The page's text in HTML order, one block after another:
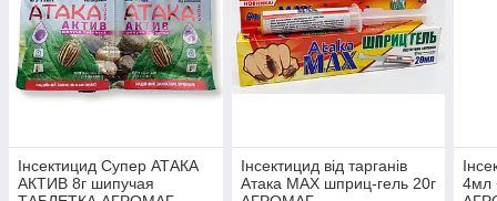
Інсектицид Супер АТАКА
АКТИВ 8г шипучая
Інсектицид від тарганів
Атака MAX шприц-гель 20г
4мл